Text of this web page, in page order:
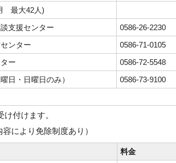
最大42人)
支援センター
0586-26-2230
ンター
0586-71-0105
ー
0586-72-5548
日・日曜日のみ） 0586-73-9100
付けます。
により免除制度あり）
料金